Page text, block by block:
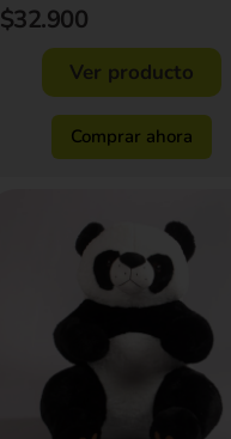
$32.900
Ver producto
Comprar ahora